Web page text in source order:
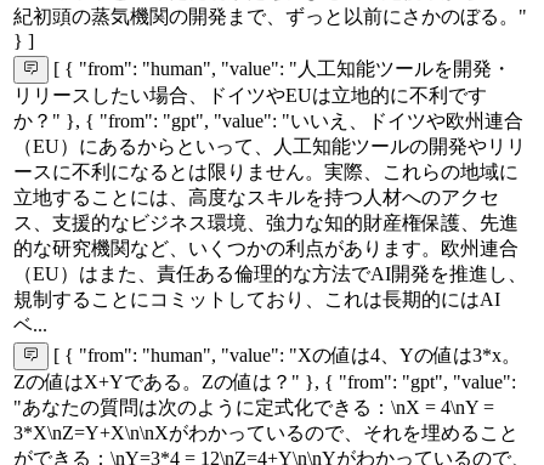
紀初頭の蒸気機関の開発まで、ずっと以前にさかのぼる。"
} ]
[ { "from": "human", "value": "人工知能ツールを開発・
リリースしたい場合、ドイツやEUは立地的に不利です
か？" }, { "from": "gpt", "value": "いいえ、ドイツや欧州連合
（EU）にあるからといって、人工知能ツールの開発やリリ
ースに不利になるとは限りません。実際、これらの地域に
立地することには、高度なスキルを持つ人材へのアクセ
ス、支援的なビジネス環境、強力な知的財産権保護、先進
的な研究機関など、いくつかの利点があります。欧州連合
（EU）はまた、責任ある倫理的な方法でAI開発を推進し、
規制することにコミットしており、これは長期的にはAI
ベ...
[ { "from": "human", "value": "Xの値は4、Yの値は3*x。
Zの値はX+Yである。Zの値は？" }, { "from": "gpt", "value":
"あなたの質問は次のように定式化できる：\nX = 4\nY =
3*X\nZ=Y+X\n\nXがわかっているので、それを埋めること
ができる：\nY=3*4 = 12\nZ=4+Y\n\nYがわかっているので、